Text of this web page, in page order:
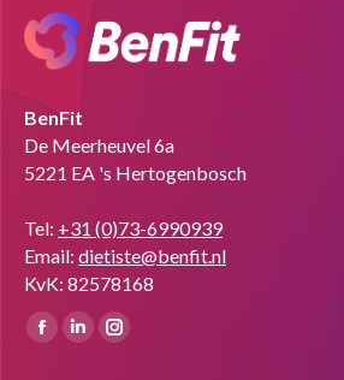
BenFit
De Meerheuvel 6a
5221 EA 's Hertogenbosch
Tel: +31 (0)73-6990939
Email: dietiste@benfit.nl
KvK: 82578168
Vind ons op:
Facebook
LinkedinInstagram